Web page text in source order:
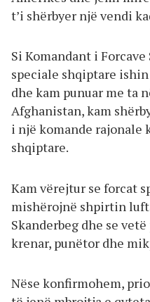
t’i shërbyer një vendi
Si Komandant i
speciale shqiptare
dhe kam punuar me ta
Afghanistan, kam
i një komande rajonale
shqiptare.
Kam vërejtur se forcat
mishërojnë shpirtin
Skanderbeg dhe se
krenar, punëtor dhe
Nëse konfirmohem,